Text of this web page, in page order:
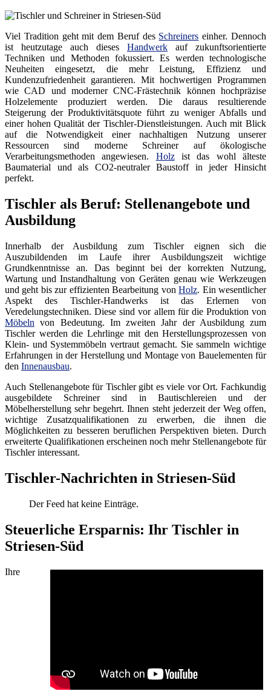
Viel Tradition geht mit dem Beruf des Schreiners einher. Dennoch
ist heutzutage auch dieses Handwerk auf zukunftsorientierte
Techniken und Methoden fokussiert. Es werden technologische
Neuheiten eingesetzt, die mehr Leistung, Effizienz und
Kundenzufriedenheit garantieren. Mit hochwertigen Programmen
wie CAD und moderner CNC-Frästechnik können hochpräzise
Holzelemente produziert werden. Die daraus resultierende
Steigerung der Produktivitätsquote führt zu weniger Abfalls und
einer hohen Qualität der Tischler-Dienstleistungen. Auch mit Blick
auf die Notwendigkeit einer nachhaltigen Nutzung unserer
Ressourcen sind moderne Schreiner auf ökologische
Verarbeitungsmethoden angewiesen. Holzist das wohl älteste
Baumaterial und als CO2-neutraler Baustoff in jeder Hinsicht
perfekt.
Tischler als Beruf: Stellenangebote und
Ausbildung
Innerhalb der Ausbildung zum Tischler eignen sich die
Auszubildenden im Laufe ihrer Ausbildungszeit wichtige
Grundkenntnisse an. Das beginnt bei der korrekten Nutzung,
Wartung und Instandhaltung von Geräten genau wie Werkzeugen
und geht bis zur effizienten Bearbeitung vonHolz. Ein wesentlicher
Aspekt des Tischler-Handwerks ist das Erlernen von
Veredelungstechniken. Diese sind vor allem für die Produktion von
Möbeln von Bedeutung. Im zweiten Jahr der Ausbildung zum
Tischler werden die Lehrlinge mit den Herstellungsprozessen von
Klein- und Systemmöbeln vertraut gemacht. Sie sammeln wichtige
Erfahrungen in der Herstellung und Montage von Bauelementen für
den Innenausbau.
Auch Stellenangebote für Tischler gibt es viele vor Ort. Fachkundig
ausgebildete Schreiner sind in Bautischlereien und der
Möbelherstellung sehr begehrt. Ihnen steht jederzeit der Weg offen,
wichtige Zusatzqualifikationen zu erwerben, die ihnen die
Möglichkeiten zu besseren beruflichen Perspektiven bieten. Durch
erweiterte Qualifikationen erscheinen noch mehr Stellenangebote für
Tischler interessant.
Tischler-Nachrichten in Striesen-Süd
Der Feed hat keine Einträge.
Steuerliche Ersparnis: Ihr Tischler in
Striesen-Süd
Ihre